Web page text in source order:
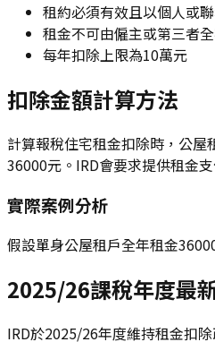
租約必須有效且以個人或
租金不可由僱主或第三者
每年扣除上限為10萬元
扣除金額計算方法
計算報稅住宅租金扣除時，公
36000元。IRD會要求提供租金
實際案例分析
假設單身公屋租戶全年租金
2025/26課稅年度最
IRD於2025/26年度維持租金扣